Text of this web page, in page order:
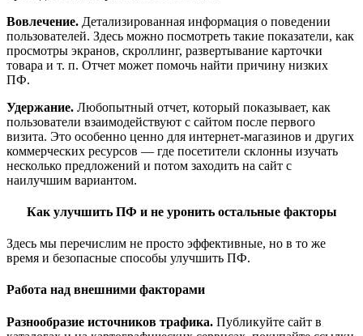
Вовлечение. Детализированная информация о поведении
пользователей. Здесь можно посмотреть такие показатели, как
просмотры экранов, скроллинг, развертывание карточки
товара и т. п. Отчет может помочь найти причину низких
ПФ.
Удержание. Любопытный отчет, который показывает, как
пользователи взаимодействуют с сайтом после первого
визита. Это особенно ценно для интернет-магазинов и других
коммерческих ресурсов — где посетители склонны изучать
несколько предложений и потом заходить на сайт с
наилучшим вариантом.
Как улучшить ПФ и не уронить остальные факторы
Здесь мы перечислим не просто эффективные, но в то же
время и безопасные способы улучшить ПФ.
Работа над внешними факторами
Разнообразие источников трафика. Публикуйте сайт в